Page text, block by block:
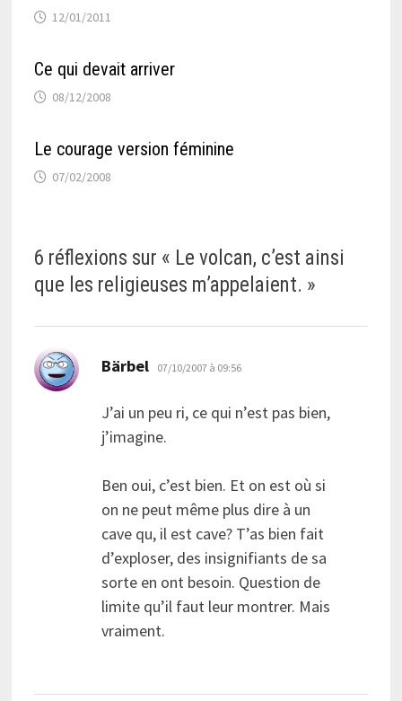
12/01/2011
Ce qui devait arriver
08/12/2008
Le courage version féminine
07/02/2008
6 réflexions sur « Le volcan, c’est ainsi
que les religieuses m’appelaient. »
Bärbel dit :
07/10/2007 à 09:56
J’ai un peu ri, ce qui n’est pas bien,
j’imagine.
Ben oui, c’est bien. Et on est où si
on ne peut même plus dire à un
cave qu, il est cave? T’as bien fait
d’exploser, des insignifiants de sa
sorte en ont besoin. Question de
limite qu’il faut leur montrer. Mais
vraiment.